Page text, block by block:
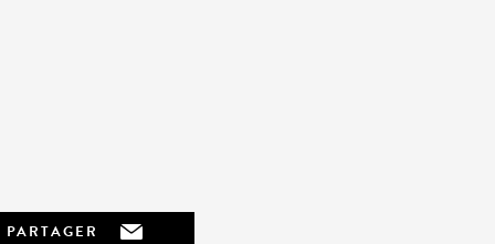
PARTAGER